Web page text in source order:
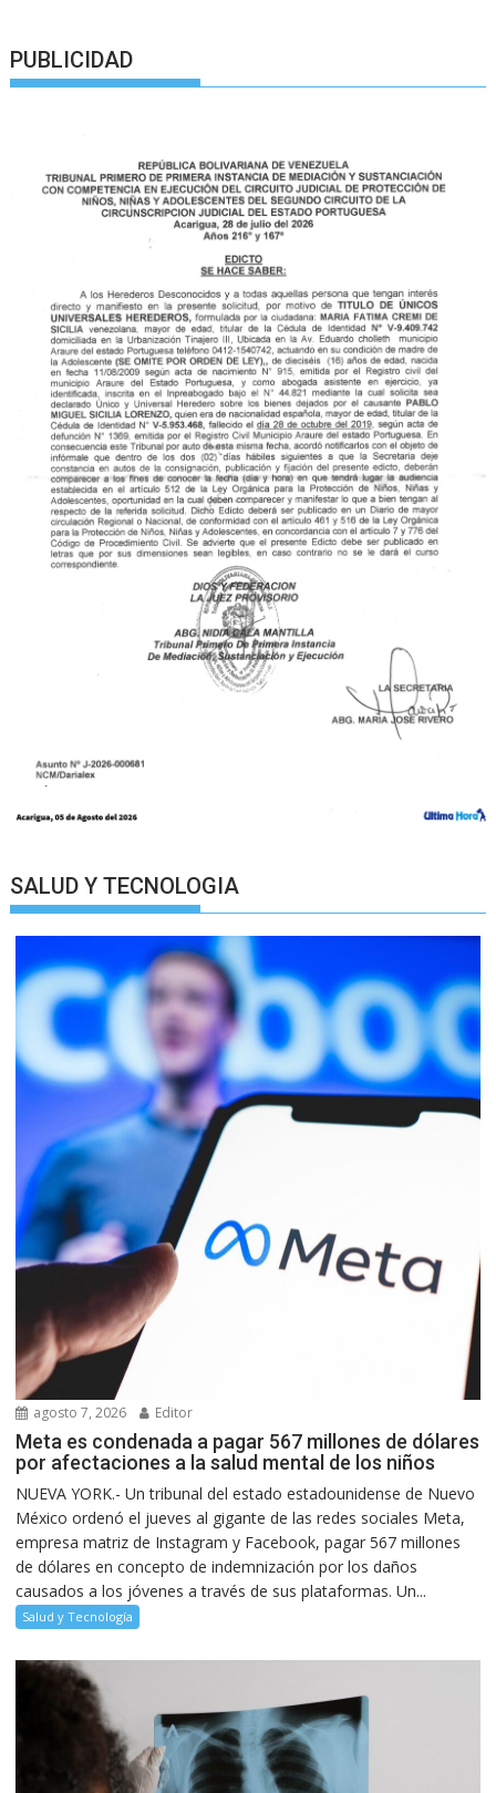
PUBLICIDAD
SALUD Y TECNOLOGIA
agosto 7, 2026 Editor
Meta es condenada a pagar 567 millones de dólares
por afectaciones a la salud mental de los niños
NUEVA YORK.- Un tribunal del estado estadounidense de Nuevo
México ordenó el jueves al gigante de las redes sociales Meta,
empresa matriz de Instagram y Facebook, pagar 567 millones
de dólares en concepto de indemnización por los daños
causados a los jóvenes a través de sus plataformas. Un...
Salud y Tecnología